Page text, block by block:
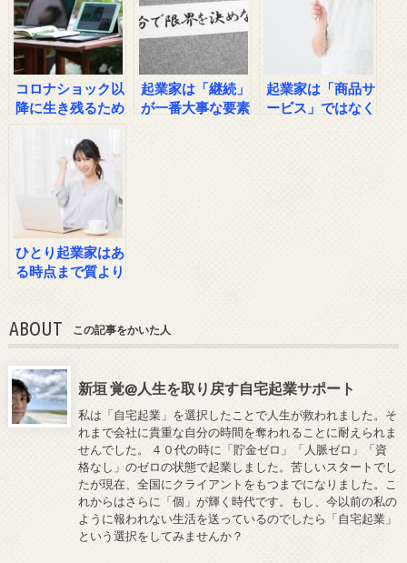
コロナショック以
降に生き残るため
に今やるべき事
起業家は「継続」
が一番大事な要素
起業家は「商品サ
ービス」ではなく
ひとり起業家はあ
る時点まで質より
ABOUT この記事をかいた人
新垣 覚@人生を取り戻す自宅起業サポート
私は「自宅起業」を選択したことで人生が救われました。そ
れまで会社に貴重な自分の時間を奪われることに耐えられま
せんでした。 ４０代の時に「貯金ゼロ」「人脈ゼロ」「資
格なし」のゼロの状態で起業しました。苦しいスタートでし
たが現在、全国にクライアントをもつまでになりました。こ
れからはさらに「個」が輝く時代です。もし、今以前の私の
ように報われない生活を送っているのでしたら「自宅起業」
という選択をしてみませんか？